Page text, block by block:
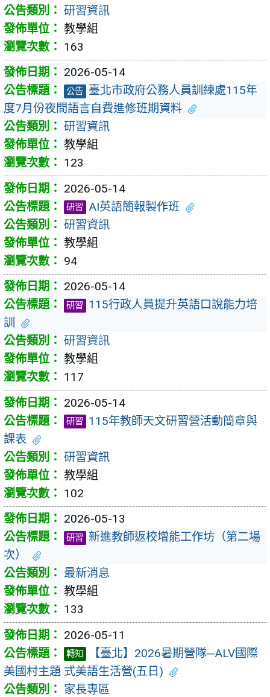
研習資訊
教學組
163
2026-05-14
公告 臺北市政府公務人員訓練處115年
度7月份夜間語言自費進修班期資料
研習資訊
教學組
123
2026-05-14
研習
AI英語簡報製作班
研習資訊
教學組
94
2026-05-14
研習
115行政人員提升英語口說能力培
訓
研習資訊
教學組
117
2026-05-14
研習
115年教師天文研習營活動簡章與
課表
研習資訊
教學組
102
2026-05-13
研習 新進教師返校增能工作坊（第二場
次）
最新消息
教學組
133
2026-05-11
轉知
【臺北】2026暑期營隊─ALV國際
美國村主題 式美語生活營(五日)
家長專區